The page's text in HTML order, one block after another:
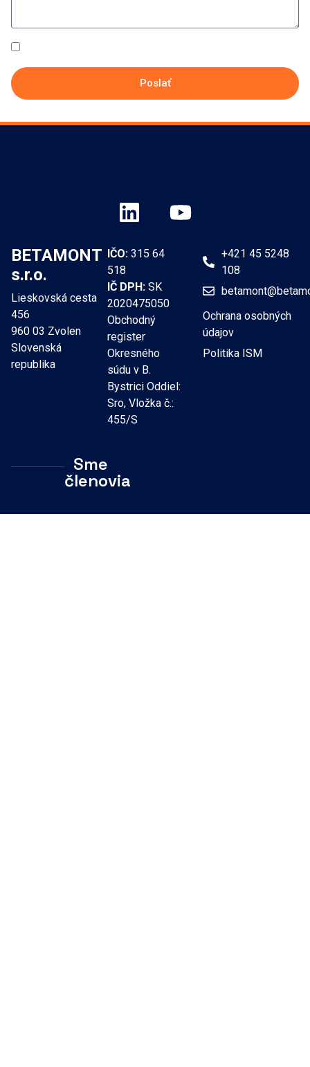
Poslať
BETAMONT
s.r.o.
Lieskovská cesta
456
960 03 Zvolen
Slovenská
republika
IČO:315 64
518
IČ DPH:SK
2020475050
Obchodný
register
Okresného
súdu v B.
Bystrici Oddiel:
Sro, Vložka č.:
455/S
+421 45 5248
108
Ochrana osobných
údajov
Politika ISM
Sme
členovia